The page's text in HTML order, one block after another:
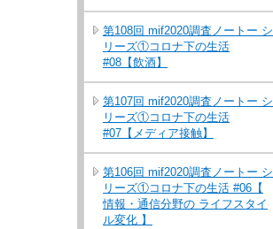
第108回 mif2020調査ノートー シ
リーズ①コロナ下の生活
#08【飲酒】
第107回 mif2020調査ノートー シ
リーズ①コロナ下の生活
#07【メディア接触】
第106回 mif2020調査ノートー シ
リーズ①コロナ下の生活 #06【
情報・通信分野の ライフスタイ
ル変化 】